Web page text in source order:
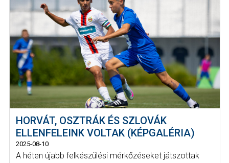
HORVÁT, OSZTRÁK ÉS SZLOVÁK
ELLENFELEINK VOLTAK (KÉPGALÉRIA)
2025-08-10
A héten újabb felkészülési mérkőzéseket játszottak